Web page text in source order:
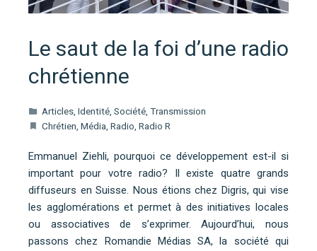
Le saut de la foi d’une radio
chrétienne
Articles, Identité, Société, Transmission
Chrétien, Média, Radio, Radio R
Emmanuel Ziehli, pourquoi ce développement est-il si
important pour votre radio? Il existe quatre grands
diffuseurs en Suisse. Nous étions chez Digris, qui vise
les agglomérations et permet à des initiatives locales
ou associatives de s’exprimer. Aujourd’hui, nous
passons chez Romandie Médias SA, la société qui